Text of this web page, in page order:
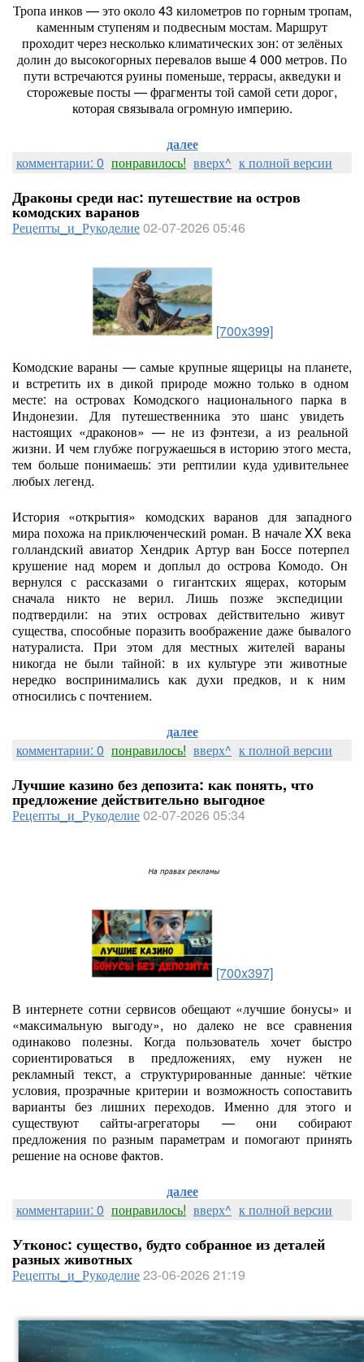
Тропаинков — этооколо43 километров погорнымтропам,
каменнымступенями подвесныммостам. Маршрут
проходитчерезнесколькоклиматическихзон: отзелёных
долин довысокогорныхперевалов выше4000 метров. По
пути встречаютсяруиныпоменьше, террасы, акведуки и
сторожевыепосты— фрагментытой самой сети дорог,
котораясвязывалаогромнуюимперию.
далее
комментарии: 0 понравилось! вверх^ к полной версии
Драконы среди нас: путешествие на остров
комодских варанов
Рецепты_и_Рукоделие02-07-2026 05:46
[700x399]
Комодские вараны — самые крупныеящерицы напланете,
и встретить их в дикой природеможнотольков одном
месте: на островах Комодского национального парка в
Индонезии. Дляпутешественникаэтошанс увидеть
настоящих «драконов» — не изфэнтези, аиз реальной
жизни. И чемглубжепогружаешьсяв историю этого места,
тем большепонимаешь: эти рептилии кудаудивительнее
любыхлегенд.
История «открытия» комодскихваранов длязападного
мира похожанаприключенческий роман. В началеXX века
голландский авиатор ХендрикАртурван Боссе потерпел
крушение надмореми доплылдо острова Комодо. Он
вернулся с рассказами о гигантскихящерах, которым
сначала никто неверил. Лишь позже экспедиции
подтвердили: на этих островах действительно живут
существа, способные поразитьвоображение даже бывалого
натуралиста. При этомдляместных жителей вараны
никогда небыли тайной: в ихкультуре эти животные
нередко воспринималиськак духи предков, и кним
относилисьспочтением.
далее
комментарии: 0 понравилось! вверх^ к полной версии
Лучшие казино без депозита: как понять, что
предложение действительно выгодное
Рецепты_и_Рукоделие02-07-2026 05:34
[700x397]
В интернете сотни сервисов обещают «лучшие бонусы» и
«максимальную выгоду», но далеко не все сравнения
одинаково полезны. Когда пользователь хочет быстро
сориентироваться в предложениях, ему нужен не
рекламный текст, а структурированные данные: чёткие
условия, прозрачные критерии и возможность сопоставить
варианты без лишних переходов. Именно для этого и
существуют сайты-агрегаторы — они собирают
предложения по разным параметрам и помогают принять
решение на основе фактов.
далее
комментарии: 0 понравилось! вверх^ к полной версии
Утконос: существо, будто собранное из деталей
разных животных
Рецепты_и_Рукоделие23-06-2026 21:19